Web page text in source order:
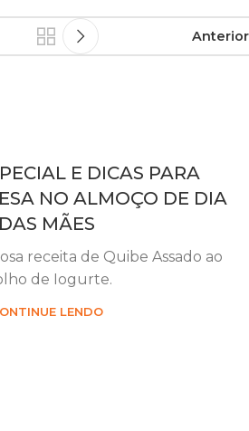
Anterior
E DICAS PARA
NO ALMOÇO DE DIA
DAS MÃES
receita de Quibe Assado ao
de Iogurte.
LENDO